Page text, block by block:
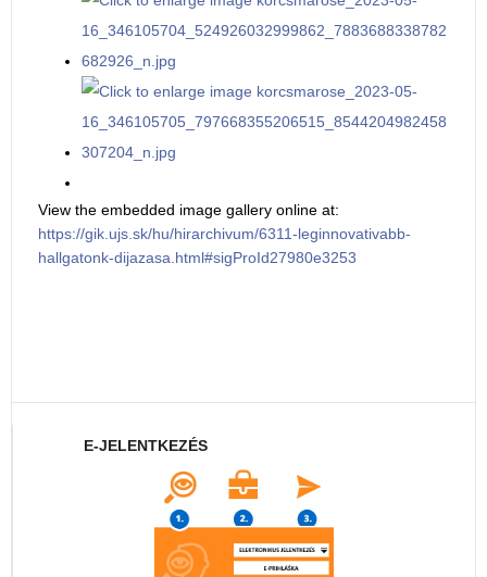
View the embedded image gallery online at:
https://gik.ujs.sk/hu/hirarchivum/6311-leginnovativabb-
hallgatonk-dijazasa.html#sigProId27980e3253
E-JELENTKEZÉS